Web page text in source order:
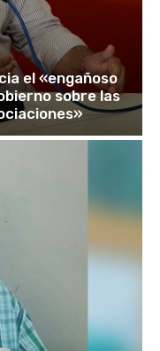
el «engañoso
sobre las